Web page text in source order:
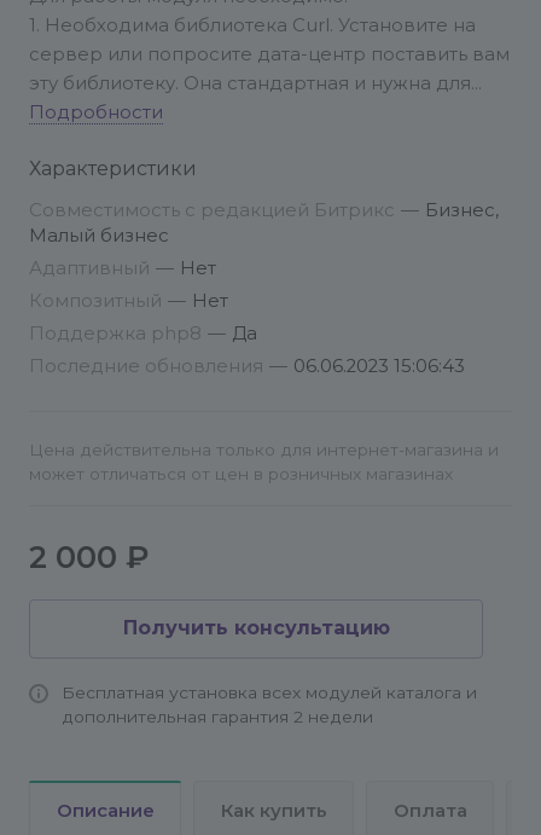
1. Необходима библиотека Curl. Установите на
сервер или попросите дата-центр поставить вам
эту библиотеку. Она стандартная и нужна для
работы.
2. Необходимо получить логин и пароль от
компании МегаФон и подписать с ними договор
на оказание услуг «SMS-Сервисы». Для этого
подайте заявку на сайте МегаФон.
странице «Помощь» нашего модуля. Проверьте,
что у вас работает почта.
создайте шаблоны отправлений. Все работает.
воспользуйтесь функцией
smsMegafonBeforeTempSend ($template, $order){
$template - подготовленный текст смс
$order - $order = $event->getParameter("ENTITY");
info@conversite.ru. Укажите логин и пароль к
административной панели сайта и адрес вашего
Подробности
Характеристики
Совместимость с редакцией Битрикс — Бизнес,
Малый бизнес
Адаптивный — Нет
Композитный — Нет
Поддержка php8 — Да
Последние обновления — 06.06.2023 15:06:43
Цена действительна только для интернет-магазина и
может отличаться от цен в розничных магазинах
2 000 ₽
Получить консультацию
Бесплатная установка всех модулей каталога и
дополнительная гарантия 2 недели
Описание Как купить Оплата